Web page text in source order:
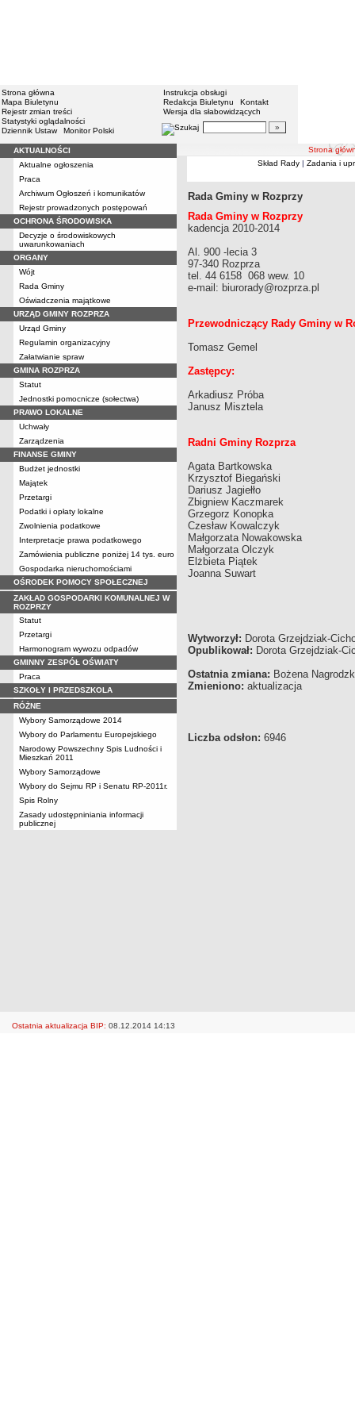
Strona główna
Mapa Biuletynu
Rejestr zmian treści
Statystyki oglądalności
Dziennik Ustaw
Monitor Polski
Instrukcja obsługi
Redakcja Biuletynu
Kontakt
Wersja dla słabowidzących
AKTUALNOŚCI
Aktualne ogłoszenia
Praca
Archiwum Ogłoszeń i komunikatów
Rejestr prowadzonych postępowań
OCHRONA ŚRODOWISKA
Decyzje o środowiskowych
uwarunkowaniach
ORGANY
Wójt
Rada Gminy
Oświadczenia majątkowe
URZĄD GMINY ROZPRZA
Urząd Gminy
Regulamin organizacyjny
Załatwianie spraw
GMINA ROZPRZA
Statut
Jednostki pomocnicze (sołectwa)
PRAWO LOKALNE
Uchwały
Zarządzenia
FINANSE GMINY
Budżet jednostki
Majątek
Przetargi
Podatki i opłaty lokalne
Zwolnienia podatkowe
Interpretacje prawa podatkowego
Zamówienia publiczne poniżej 14 tys. euro
Gospodarka nieruchomościami
OŚRODEK POMOCY SPOŁECZNEJ
ZAKŁAD GOSPODARKI KOMUNALNEJ W
ROZPRZY
Statut
Przetargi
Harmonogram wywozu odpadów
GMINNY ZESPÓŁ OŚWIATY
Praca
SZKOŁY I PRZEDSZKOLA
RÓŻNE
Wybory Samorządowe 2014
Wybory do Parlamentu Europejskiego
Narodowy Powszechny Spis Ludności i
Mieszkań 2011
Wybory Samorządowe
Wybory do Sejmu RP i Senatu RP-2011r.
Spis Rolny
Zasady udostępniniania informacji
publicznej
Strona
Skład Rady | Zadania i
Rada Gminy w Rozprzy
Rada Gminy w Rozprzy
kadencja 2010-2014
Al. 900 -lecia 3
97-340 Rozprza
tel. 44 6158 068 wew. 10
e-mail: biurorady@rozprza.pl
Przewodniczący Rady Gminy w
Tomasz Gemel
Zastępcy:
Arkadiusz Próba
Janusz Misztela
Radni Gminy Rozprza
Agata Bartkowska
Krzysztof Biegański
Dariusz Jagiełło
Zbigniew Kaczmarek
Grzegorz Konopka
Czesław Kowalczyk
Małgorzata Nowakowska
Małgorzata Olczyk
Elżbieta Piątek
Joanna Suwart
Wytworzył: Dorota Grzejdziak-
Opublikował: Dorota Grzejdziak-
Ostatnia zmiana: Bożena
Zmieniono: aktualizacja
Liczba odsłon: 6946
Ostatnia aktualizacja BIP: 08.12.2014 14:13